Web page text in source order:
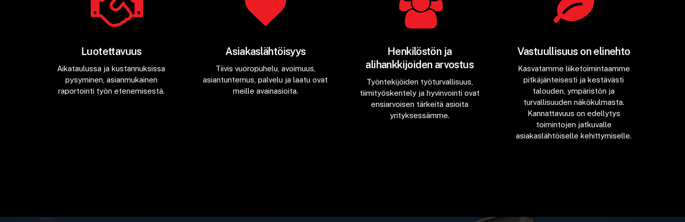
Luotettavuus
Aikataulussa ja kustannuksissa
pysyminen, asianmukainen
raportointi työn etenemisestä.
Asiakaslähtöisyys
Tiivis vuoropuhelu, avoimuus,
asiantuntemus, palvelu ja laatu ovat
meille avainasioita.
Henkilöstön ja
alihankkijoiden arvostus
Työntekijöiden työturvallisuus,
tiimityöskentely ja hyvinvointi ovat
ensiarvoisen tärkeitä asioita
yrityksessämme.
Vastuullisuus on elinehto
Kasvatamme liiketoimintaamme
pitkäjänteisesti ja kestävästi
talouden, ympäristön ja
turvallisuuden näkökulmasta.
Kannattavuus on edellytys
toimintojen jatkuvalle
asiakaslähtöiselle kehittymiselle.